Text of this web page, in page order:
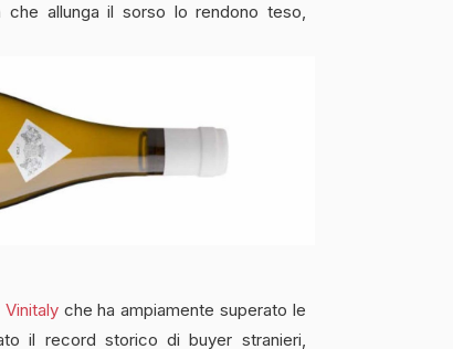
allunga il sorso lo rendono teso,
Vinitalyche ha ampiamente superato le
il record storico di buyer stranieri,